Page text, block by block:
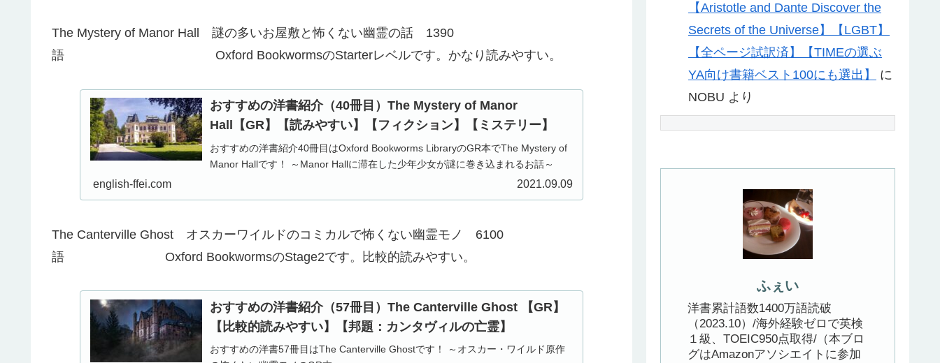
The Mystery of Manor Hall 謎の多いお屋敷と怖くない幽霊の話 1390
語 Oxford BookwormsのStarterレベルです。かなり読みやすい。
おすすめの洋書紹介（40冊目）The Mystery of Manor
Hall【GR】【読みやすい】【フィクション】【ミステリー】
おすすめの洋書紹介40冊目はOxford Bookworms LibraryのGR本でThe Mystery of
Manor Hallです！ ～Manor Hallに滞在した少年少女が謎に巻き込まれるお話～
english-ffei.com 2021.09.09
The Canterville Ghost オスカーワイルドのコミカルで怖くない幽霊モノ 6100
語 Oxford BookwormsのStage2です。比較的読みやすい。
おすすめの洋書紹介（57冊目）The Canterville Ghost 【GR】
【比較的読みやすい】【邦題：カンタヴィルの亡霊】
おすすめの洋書57冊目はThe Canterville Ghostです！ ～オスカー・ワイルド原作
【Aristotle and Dante Discover the
Secrets of the Universe】【LGBT】
【全ページ試訳済】【TIMEの選ぶ
YA向け書籍ベスト100にも選出】
に
NOBU より
ふぇい
洋書累計語数1400万語読破
（2023.10）/海外経験ゼロで英検
１級、TOEIC950点取得/（本ブロ
グはAmazonアソシエイトに参加